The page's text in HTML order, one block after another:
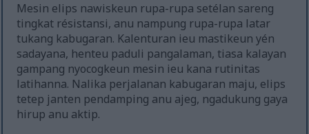
Mesin elips nawiskeun rupa-rupa setélan sareng
tingkat résistansi, anu nampung rupa-rupa latar
tukang kabugaran. Kalenturan ieu mastikeun yén
sadayana, henteu paduli pangalaman, tiasa kalayan
gampang nyocogkeun mesin ieu kana rutinitas
latihanna. Nalika perjalanan kabugaran maju, elips
tetep janten pendamping anu ajeg, ngadukung gaya
hirup anu aktip.